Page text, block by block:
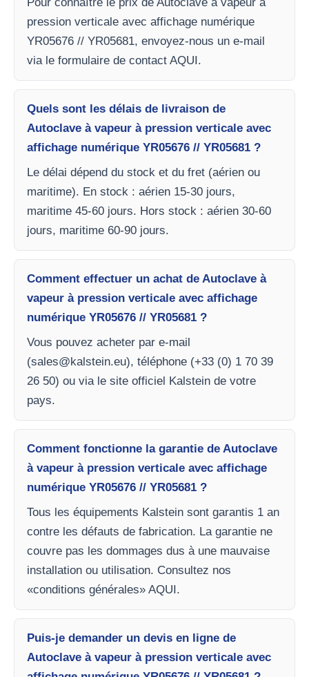
pression verticale avec affichage numérique
YR05676 // YR05681, envoyez-nous un e-mail
via le formulaire de contact AQUI.
Quels sont les délais de livraison de
Autoclave à vapeur à pression verticale avec
affichage numérique YR05676 // YR05681 ?
Le délai dépend du stock et du fret (aérien ou
maritime). En stock : aérien 15-30 jours,
maritime 45-60 jours. Hors stock : aérien 30-60
jours, maritime 60-90 jours.
Comment effectuer un achat de Autoclave à
vapeur à pression verticale avec affichage
numérique YR05676 // YR05681 ?
Vous pouvez acheter par e-mail
(sales@kalstein.eu), téléphone (+33 (0) 1 70 39
26 50) ou via le site officiel Kalstein de votre
pays.
Comment fonctionne la garantie de Autoclave
à vapeur à pression verticale avec affichage
numérique YR05676 // YR05681 ?
Tous les équipements Kalstein sont garantis 1 an
contre les défauts de fabrication. La garantie ne
couvre pas les dommages dus à une mauvaise
installation ou utilisation. Consultez nos
«conditions générales» AQUI.
Puis-je demander un devis en ligne de
Autoclave à vapeur à pression verticale avec